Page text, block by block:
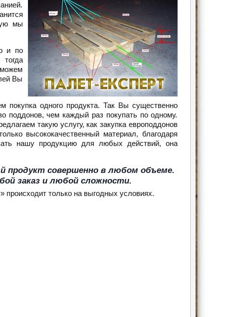
мы
и по
Вы
покупка одного продукта. Так Вы существенно
поддонов, чем каждый раз покупать по одному.
такую услугу, как закупка европоддонов
высококачественный материал, благодаря
нашу продукцию для любых действий, она
продукт совершенно в любом объеме.
заказ и любой сложности.
происходит только на выгодных условиях.